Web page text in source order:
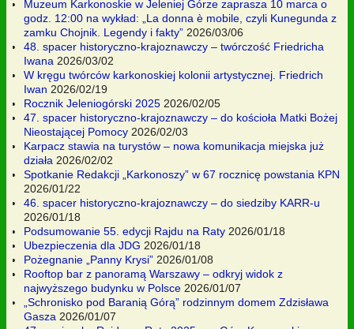
Muzeum Karkonoskie w Jeleniej Górze zaprasza 10 marca o
godz. 12:00 na wykład: „La donna è mobile, czyli Kunegunda z
zamku Chojnik. Legendy i fakty” 2026/03/06
48. spacer historyczno-krajoznawczy – twórczość Friedricha
Iwana 2026/03/02
W kręgu twórców karkonoskiej kolonii artystycznej. Friedrich
Iwan 2026/02/19
Rocznik Jeleniogórski 2025 2026/02/05
47. spacer historyczno-krajoznawczy – do kościoła Matki Bożej
Nieostającej Pomocy 2026/02/03
Karpacz stawia na turystów – nowa komunikacja miejska już
działa 2026/02/02
Spotkanie Redakcji „Karkonoszy” w 67 rocznicę powstania KPN
2026/01/22
46. spacer historyczno-krajoznawczy – do siedziby KARR-u
2026/01/18
Podsumowanie 55. edycji Rajdu na Raty 2026/01/18
Ubezpieczenia dla JDG 2026/01/18
Pożegnanie „Panny Krysi” 2026/01/08
Rooftop bar z panoramą Warszawy – odkryj widok z
najwyższego budynku w Polsce 2026/01/07
„Schronisko pod Baranią Górą” rodzinnym domem Zdzisława
Gasza 2026/01/07